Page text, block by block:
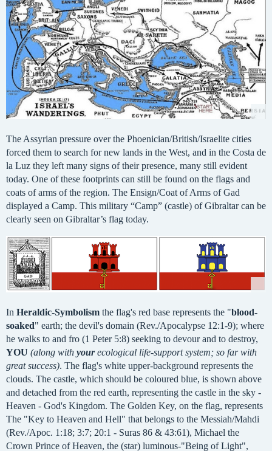
The Assyrian pressure over the Phoenician/British/Israelite cities
forced them to search for new lands in the West, and in the Costa de
la Luz they left many signs of their presence, many still evident
today. One of these footprints can still be found on the flags and
coats of arms of the region. The Ensign/Coat of Arms of Gad
displayed a Camp. This military “Camp” (castle) of Gibraltar can be
clearly seen on Gibraltar’s flag today.
In Heraldic-Symbolism the flag's red base represents the "blood-
soaked" earth; the devil's domain (Rev./Apocalypse 12:1-9); where
he walks to and fro (1 Peter 5:8) seeking to devour and to destroy,
YOU (along with yourecological life-support system; so far with
great success). The flag's white upper-background represents the
clouds. The castle, which should be coloured blue, is shown above
and detached from the red earth, representing the castle in the sky -
Heaven - God's Kingdom. The Golden Key, on the flag, represents
The "Key to Heaven and Hell" that belongs to the Messiah/Mahdi
(Rev./Apoc. 1:18; 3:7; 20:1 - Suras 86 & 43:61), Michael the
Crown Prince of Heaven, the (star) luminous-"Being of Light",